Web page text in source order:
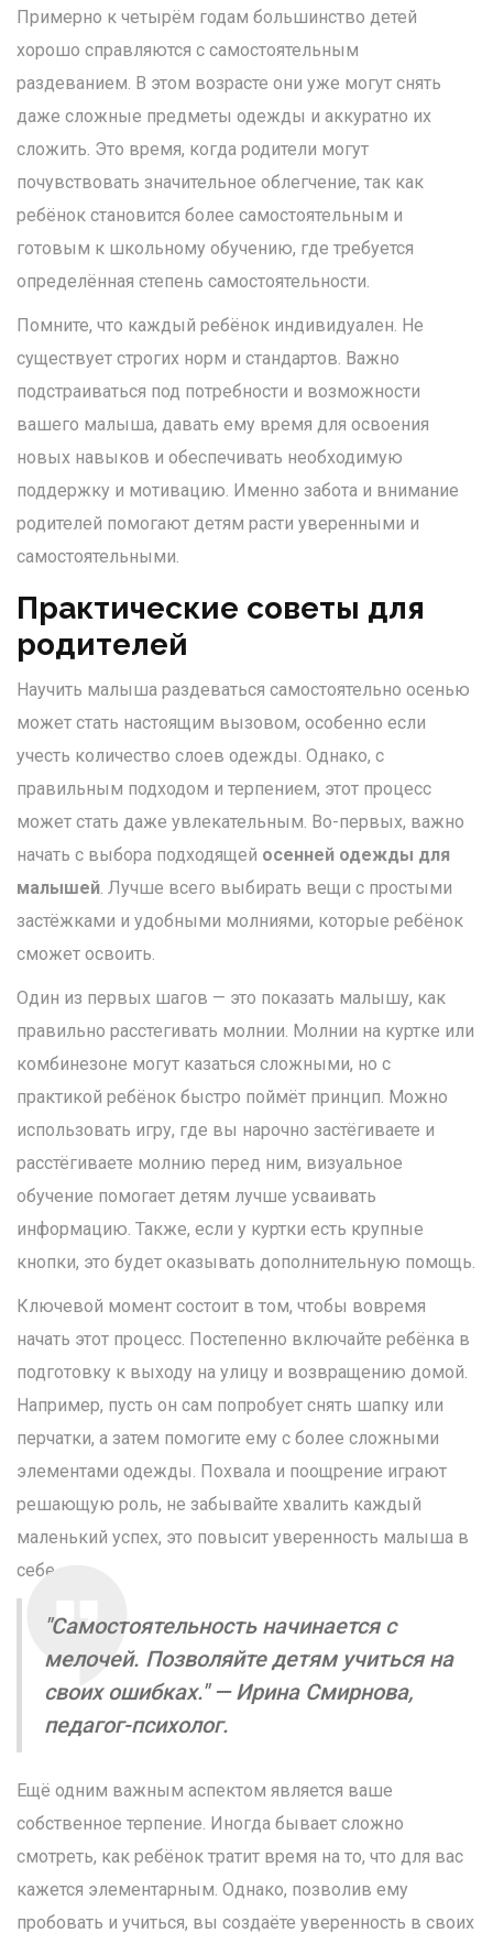
Примерно к четырём годам большинство детей
хорошо справляются с самостоятельным
раздеванием. В этом возрасте они уже могут снять
даже сложные предметы одежды и аккуратно их
сложить. Это время, когда родители могут
почувствовать значительное облегчение, так как
ребёнок становится более самостоятельным и
готовым к школьному обучению, где требуется
определённая степень самостоятельности.
Помните, что каждый ребёнок индивидуален. Не
существует строгих норм и стандартов. Важно
подстраиваться под потребности и возможности
вашего малыша, давать ему время для освоения
новых навыков и обеспечивать необходимую
поддержку и мотивацию. Именно забота и внимание
родителей помогают детям расти уверенными и
самостоятельными.
Практические советы для
родителей
Научить малыша раздеваться самостоятельно осенью
может стать настоящим вызовом, особенно если
учесть количество слоев одежды. Однако, с
правильным подходом и терпением, этот процесс
может стать даже увлекательным. Во-первых, важно
начать с выбора подходящей осенней одежды для
малышей. Лучше всего выбирать вещи с простыми
застёжками и удобными молниями, которые ребёнок
сможет освоить.
Один из первых шагов — это показать малышу, как
правильно расстегивать молнии. Молнии на куртке или
комбинезоне могут казаться сложными, но с
практикой ребёнок быстро поймёт принцип. Можно
использовать игру, где вы нарочно застёгиваете и
расстёгиваете молнию перед ним, визуальное
обучение помогает детям лучше усваивать
информацию. Также, если у куртки есть крупные
кнопки, это будет оказывать дополнительную помощь.
Ключевой момент состоит в том, чтобы вовремя
начать этот процесс. Постепенно включайте ребёнка в
подготовку к выходу на улицу и возвращению домой.
Например, пусть он сам попробует снять шапку или
перчатки, а затем помогите ему с более сложными
элементами одежды. Похвала и поощрение играют
решающую роль, не забывайте хвалить каждый
маленький успех, это повысит уверенность малыша в
себе.
"Самостоятельность начинается с
мелочей. Позволяйте детям учиться на
своих ошибках." — Ирина Смирнова,
педагог-психолог.
Ещё одним важным аспектом является ваше
собственное терпение. Иногда бывает сложно
смотреть, как ребёнок тратит время на то, что для вас
кажется элементарным. Однако, позволив ему
пробовать и учиться, вы создаёте уверенность в своих